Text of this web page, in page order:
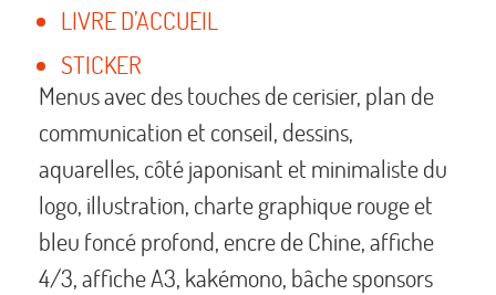
LIVRE D’ACCUEIL
STICKER
Menus avec des touches de cerisier, plan de
communication et conseil, dessins,
aquarelles, côté japonisant et minimaliste du
logo, illustration, charte graphique rouge et
bleu foncé profond, encre de Chine, affiche
4/3, affiche A3, kakémono, bâche sponsors